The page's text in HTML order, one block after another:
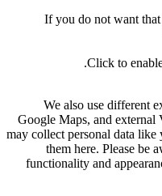
If you do not want
Click to
We also use different
Google Maps, and external
may collect personal data
them here. Please be
functionality and